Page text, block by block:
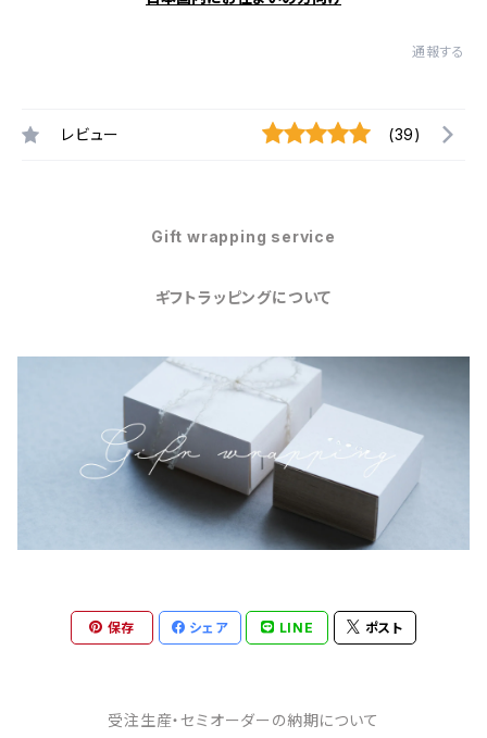
通報する
レビュー (39)
Gift wrapping service
ギフトラッピングについて
保存 シェア LINE ポスト
受注生産・セミオーダーの納期について